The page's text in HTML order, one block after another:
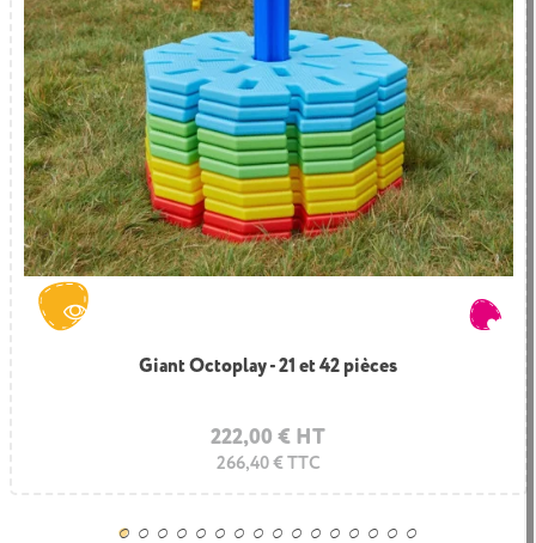
Giant Octoplay - 21 et 42 pièces
222,00 € HT
266,40 € TTC